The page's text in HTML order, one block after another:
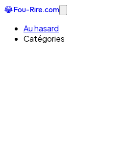
😂Fou-Rire.com
Au hasard
Catégories